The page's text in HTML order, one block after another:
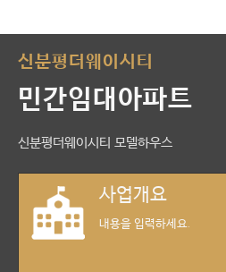
신분평더웨이시티
민간임대아파트
신분평더웨이시티 모델하우스
사업개요
내용을 입력하세요.